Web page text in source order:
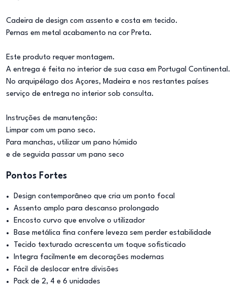
Cadeira de design com assento e costa em tecido.
Pernas em metal acabamento na cor Preta.
Este produto requer montagem.
A entrega é feita no interior de sua casa em Portugal Continental.
No arquipélago dos Açores, Madeira e nos restantes países
serviço de entrega no interior sob consulta.
Instruções de manutenção:
Limpar com um pano seco.
Para manchas, utilizar um pano húmido
e de seguida passar um pano seco
Pontos Fortes
Design contemporâneo que cria um ponto focal
Assento amplo para descanso prolongado
Encosto curvo que envolve o utilizador
Base metálica fina confere leveza sem perder estabilidade
Tecido texturado acrescenta um toque sofisticado
Integra facilmente em decorações modernas
Fácil de deslocar entre divisões
Pack de 2, 4 e 6 unidades